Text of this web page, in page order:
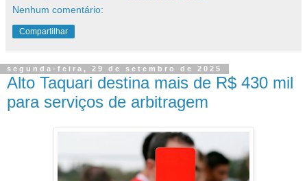
Nenhum comentário:
Compartilhar
segunda-feira, 29 de setembro de 2025
Alto Taquari destina mais de R$ 430 mil
para serviços de arbitragem